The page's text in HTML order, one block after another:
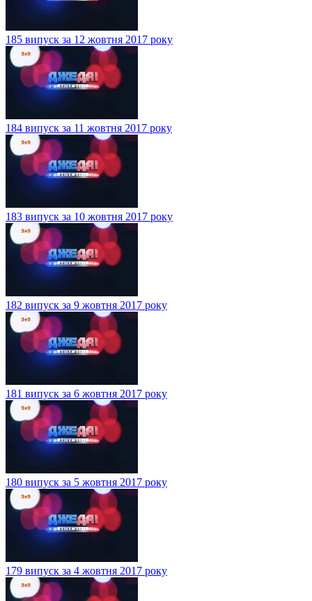
185 випуск за 12 жовтня 2017 року
184 випуск за 11 жовтня 2017 року
183 випуск за 10 жовтня 2017 року
182 випуск за 9 жовтня 2017 року
181 випуск за 6 жовтня 2017 року
180 випуск за 5 жовтня 2017 року
179 випуск за 4 жовтня 2017 року